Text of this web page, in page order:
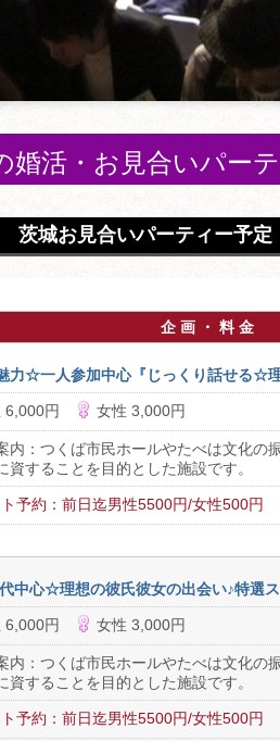
婚活・お見合いパー
茨城お見合いパーティー予定
企 画 ・ 料 金
力☆一人参加中心『じっくり話せる☆理
6,000円 女性 3,000円
：つくば市民ホールやたべは文化の
資することを目的とした施設です。
予約：前日迄男性5500円/女性500円
中心☆理想の彼氏彼女の出会い♪特選
6,000円 女性 3,000円
：つくば市民ホールやたべは文化の
資することを目的とした施設です。
予約：前日迄男性5500円/女性500円